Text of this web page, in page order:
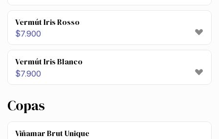
Vermút Iris Rosso
$7.900
Vermút Iris Blanco
$7.900
Copas
Viñamar Brut Unique